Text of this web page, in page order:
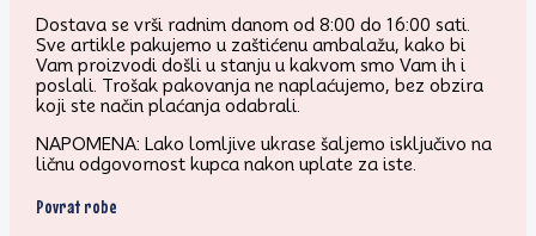
Dostava se vrši radnim danom od 8:00 do 16:00 sati.
Sve artikle pakujemo u zaštićenu ambalažu, kako bi
Vam proizvodi došli u stanju u kakvom smo Vam ih i
poslali. Trošak pakovanja ne naplaćujemo, bez obzira
koji ste način plaćanja odabrali.
NAPOMENA: Lako lomljive ukrase šaljemo isključivo na
ličnu odgovornost kupca nakon uplate za iste.
Povrat robe